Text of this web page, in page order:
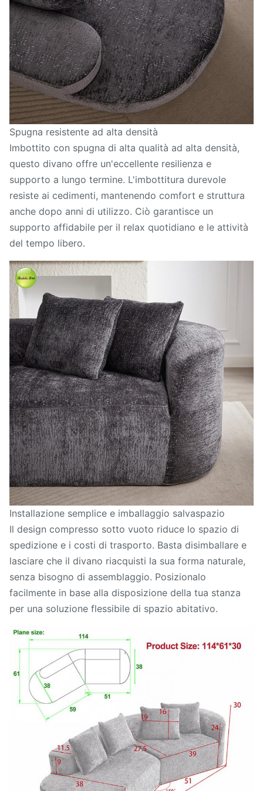
Spugna resistente ad alta densità
Imbottito con spugna di alta qualità ad alta densità,
questo divano offre un'eccellente resilienza e
supporto a lungo termine. L'imbottitura durevole
resiste ai cedimenti, mantenendo comfort e struttura
anche dopo anni di utilizzo. Ciò garantisce un
supporto affidabile per il relax quotidiano e le attività
del tempo libero.
Installazione semplice e imballaggio salvaspazio
Il design compresso sotto vuoto riduce lo spazio di
spedizione e i costi di trasporto. Basta disimballare e
lasciare che il divano riacquisti la sua forma naturale,
senza bisogno di assemblaggio. Posizionalo
facilmente in base alla disposizione della tua stanza
per una soluzione flessibile di spazio abitativo.